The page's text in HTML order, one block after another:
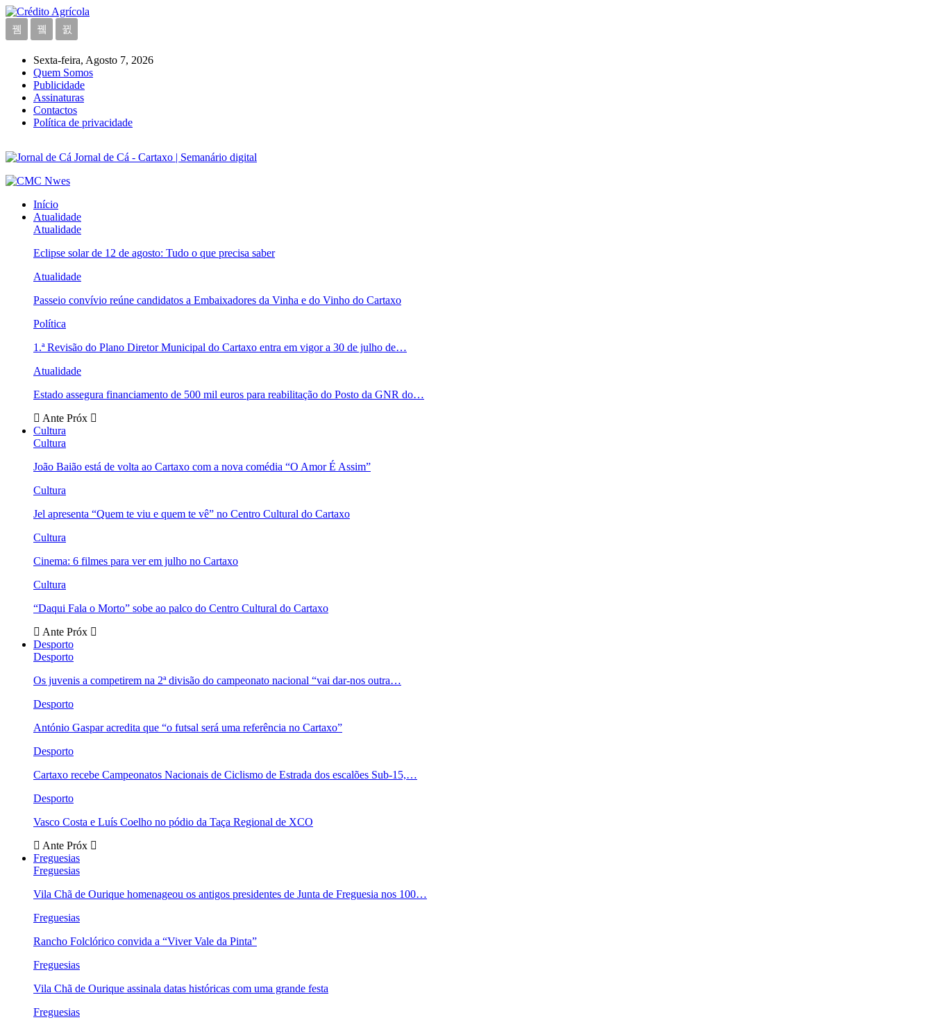
Sexta-feira, Agosto 7, 2026
Quem Somos
Publicidade
Assinaturas
Contactos
Política de privacidade
Jornal de Cá - Cartaxo | Semanário digital
Início
Atualidade
Atualidade
Eclipse solar de 12 de agosto: Tudo o que precisa saber
Atualidade
Passeio convívio reúne candidatos a Embaixadores da Vinha e do Vinho do Cartaxo
Política
1.ª Revisão do Plano Diretor Municipal do Cartaxo entra em vigor a 30 de julho de…
Atualidade
Estado assegura financiamento de 500 mil euros para reabilitação do Posto da GNR do…
Ante Próx
Cultura
Cultura
João Baião está de volta ao Cartaxo com a nova comédia “O Amor É Assim”
Cultura
Jel apresenta “Quem te viu e quem te vê” no Centro Cultural do Cartaxo
Cultura
Cinema: 6 filmes para ver em julho no Cartaxo
Cultura
“Daqui Fala o Morto” sobe ao palco do Centro Cultural do Cartaxo
Ante Próx
Desporto
Desporto
Os juvenis a competirem na 2ª divisão do campeonato nacional “vai dar-nos outra…
Desporto
António Gaspar acredita que “o futsal será uma referência no Cartaxo”
Desporto
Cartaxo recebe Campeonatos Nacionais de Ciclismo de Estrada dos escalões Sub-15,…
Desporto
Vasco Costa e Luís Coelho no pódio da Taça Regional de XCO
Ante Próx
Freguesias
Freguesias
Vila Chã de Ourique homenageou os antigos presidentes de Junta de Freguesia nos 100…
Freguesias
Rancho Folclórico convida a “Viver Vale da Pinta”
Freguesias
Vila Chã de Ourique assinala datas históricas com uma grande festa
Freguesias